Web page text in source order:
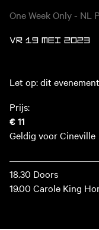
One Week Only - NL
VR 19 MEI 2023
Let op: dit
Prijs:
€ 11
Geldig voor Cineville
18.30 Doors
19.00 Carole King